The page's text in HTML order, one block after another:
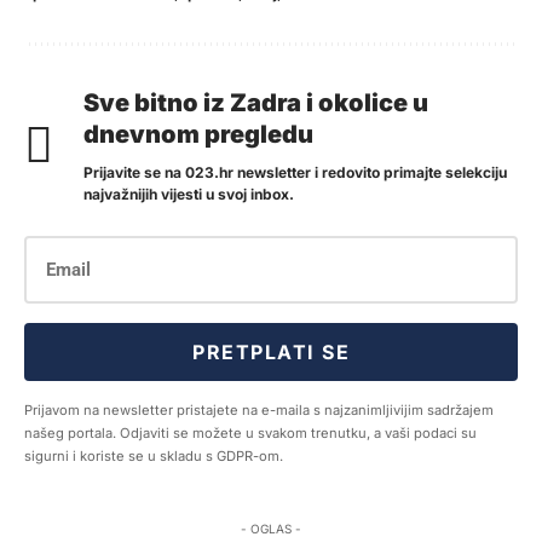
Sve bitno iz Zadra i okolice u
dnevnom pregledu
Prijavite se na 023.hr newsletter i redovito primajte selekciju
najvažnijih vijesti u svoj inbox.
PRETPLATI SE
Prijavom na newsletter pristajete na e-maila s najzanimljivijim sadržajem
našeg portala. Odjaviti se možete u svakom trenutku, a vaši podaci su
sigurni i koriste se u skladu s GDPR-om.
- OGLAS -